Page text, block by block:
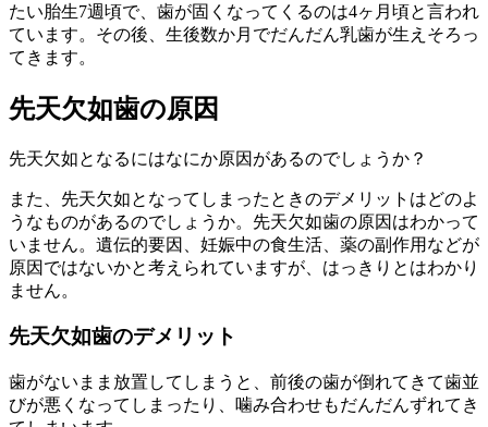
たい胎生7週頃で、歯が固くなってくるのは4ヶ月頃と言われ
ています。その後、生後数か月でだんだん乳歯が生えそろっ
てきます。
先天欠如歯の原因
先天欠如となるにはなにか原因があるのでしょうか？
また、先天欠如となってしまったときのデメリットはどのよ
うなものがあるのでしょうか。先天欠如歯の原因はわかって
いません。遺伝的要因、妊娠中の食生活、薬の副作用などが
原因ではないかと考えられていますが、はっきりとはわかり
ません。
先天欠如歯のデメリット
歯がないまま放置してしまうと、前後の歯が倒れてきて歯並
びが悪くなってしまったり、噛み合わせもだんだんずれてき